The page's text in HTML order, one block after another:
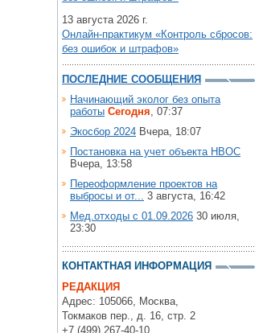
13 августа 2026 г.
Онлайн-практикум «Контроль сбросов:
без ошибок и штрафов»
ПОСЛЕДНИЕ СООБЩЕНИЯ
Начинающий эколог без опыта
работы Сегодня, 07:37
Экосбор 2024 Вчера, 18:07
Постановка на учет объекта НВОС
Вчера, 13:58
Переоформление проектов на
выбросы и от... 3 августа, 16:42
Мед.отходы с 01.09.2026 30 июля,
23:30
КОНТАКТНАЯ ИНФОРМАЦИЯ
РЕДАКЦИЯ
Адрес: 105066, Москва,
Токмаков пер., д. 16, стр. 2
+7 (499) 267-40-10